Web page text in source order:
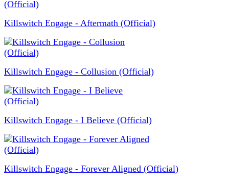
Killswitch Engage - Aftermath (Official)
Killswitch Engage - Collusion (Official)
Killswitch Engage - I Believe (Official)
Killswitch Engage - Forever Aligned (Official)